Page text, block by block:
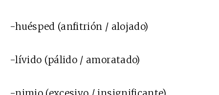
-huésped (anfitrión / alojado)
-lívido (pálido / amoratado)